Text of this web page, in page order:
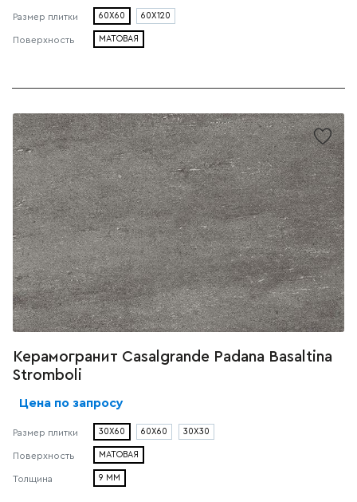
Размер плитки 60X60 60X120
Поверхность МАТОВАЯ
Керамогранит Casalgrande Padana Basaltina
Stromboli
Цена по запросу
Размер плитки 30X60 60X60 30X30
Поверхность МАТОВАЯ
Толщина 9 ММ